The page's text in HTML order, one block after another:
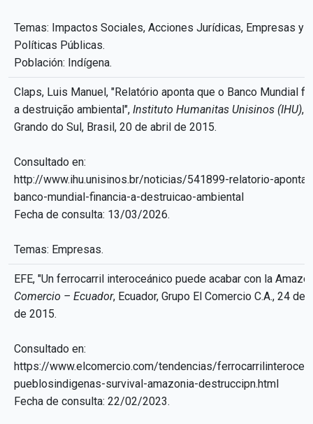
Temas: Impactos Sociales, Acciones Jurídicas, Empresas y
Políticas Públicas.
Población: Indígena.
Claps, Luis Manuel, "Relatório aponta que o Banco Mundial
a destruição ambiental", Instituto Humanitas Unisinos (IHU),
Grando do Sul, Brasil, 20 de abril de 2015.
Consultado en:
http://www.ihu.unisinos.br/noticias/541899-relatorio-
banco-mundial-financia-a-destruicao-ambiental
Fecha de consulta: 13/03/2026.
Temas: Empresas.
EFE, "Un ferrocarril interoceánico puede acabar con la
Comercio – Ecuador, Ecuador, Grupo El Comercio C.A., 24 de
de 2015.
Consultado en:
https://www.elcomercio.com/tendencias/
pueblosindigenas-survival-amazonia-destruccipn.html
Fecha de consulta: 22/02/2023.